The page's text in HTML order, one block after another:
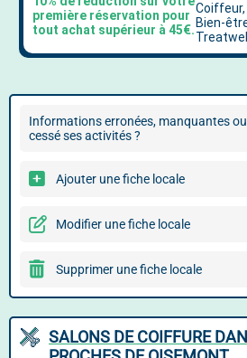
Informations erronées, manquantes
cessé ses activités ?
Ajouter une fiche locale
Modifier une fiche locale
Supprimer une fiche locale
SALONS DE COIFFURE